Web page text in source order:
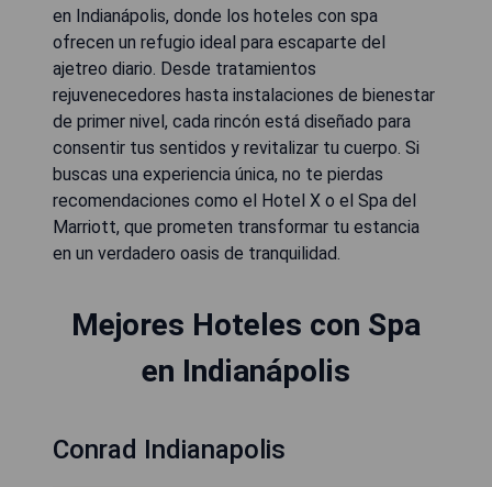
en Indianápolis, donde los hoteles con spa
ofrecen un refugio ideal para escaparte del
ajetreo diario. Desde tratamientos
rejuvenecedores hasta instalaciones de bienestar
de primer nivel, cada rincón está diseñado para
consentir tus sentidos y revitalizar tu cuerpo. Si
buscas una experiencia única, no te pierdas
recomendaciones como el Hotel X o el Spa del
Marriott, que prometen transformar tu estancia
en un verdadero oasis de tranquilidad.
Mejores Hoteles con Spa
en Indianápolis
Conrad Indianapolis